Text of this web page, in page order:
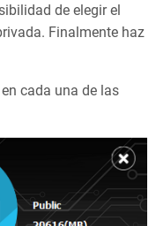
de elegir el
Finalmente haz
cada una de las